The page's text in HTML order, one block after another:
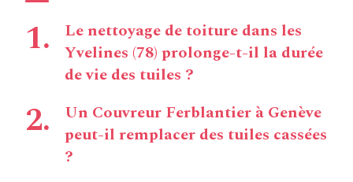
Le nettoyage de toiture dans les
Yvelines (78) prolonge-t-il la durée
de vie des tuiles ?
Un Couvreur Ferblantier à Genève
peut-il remplacer des tuiles cassées
?